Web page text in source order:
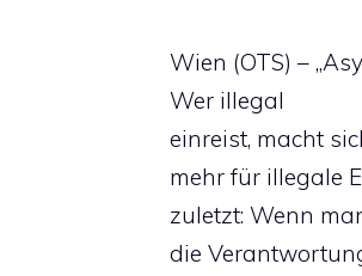
Wien (OTS) –
Wer illegal
einreist, macht
mehr für illegale
zuletzt: Wenn
die